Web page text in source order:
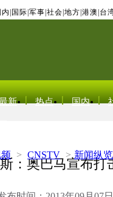
内 国际 军事 社会 地方 港澳 台
新 热点 国内
> CNSTV > 新闻纵览
：奥巴马宣布打